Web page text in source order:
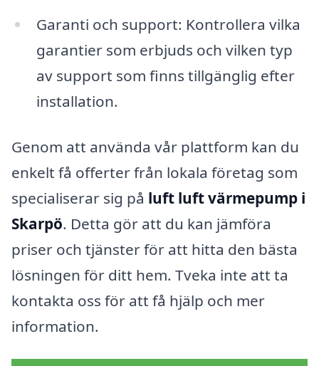
Garanti och support: Kontrollera vilka
garantier som erbjuds och vilken typ
av support som finns tillgänglig efter
installation.
Genom att använda vår plattform kan du
enkelt få offerter från lokala företag som
specialiserar sig på luft luft värmepump i
Skarpö. Detta gör att du kan jämföra
priser och tjänster för att hitta den bästa
lösningen för ditt hem. Tveka inte att ta
kontakta oss för att få hjälp och mer
information.